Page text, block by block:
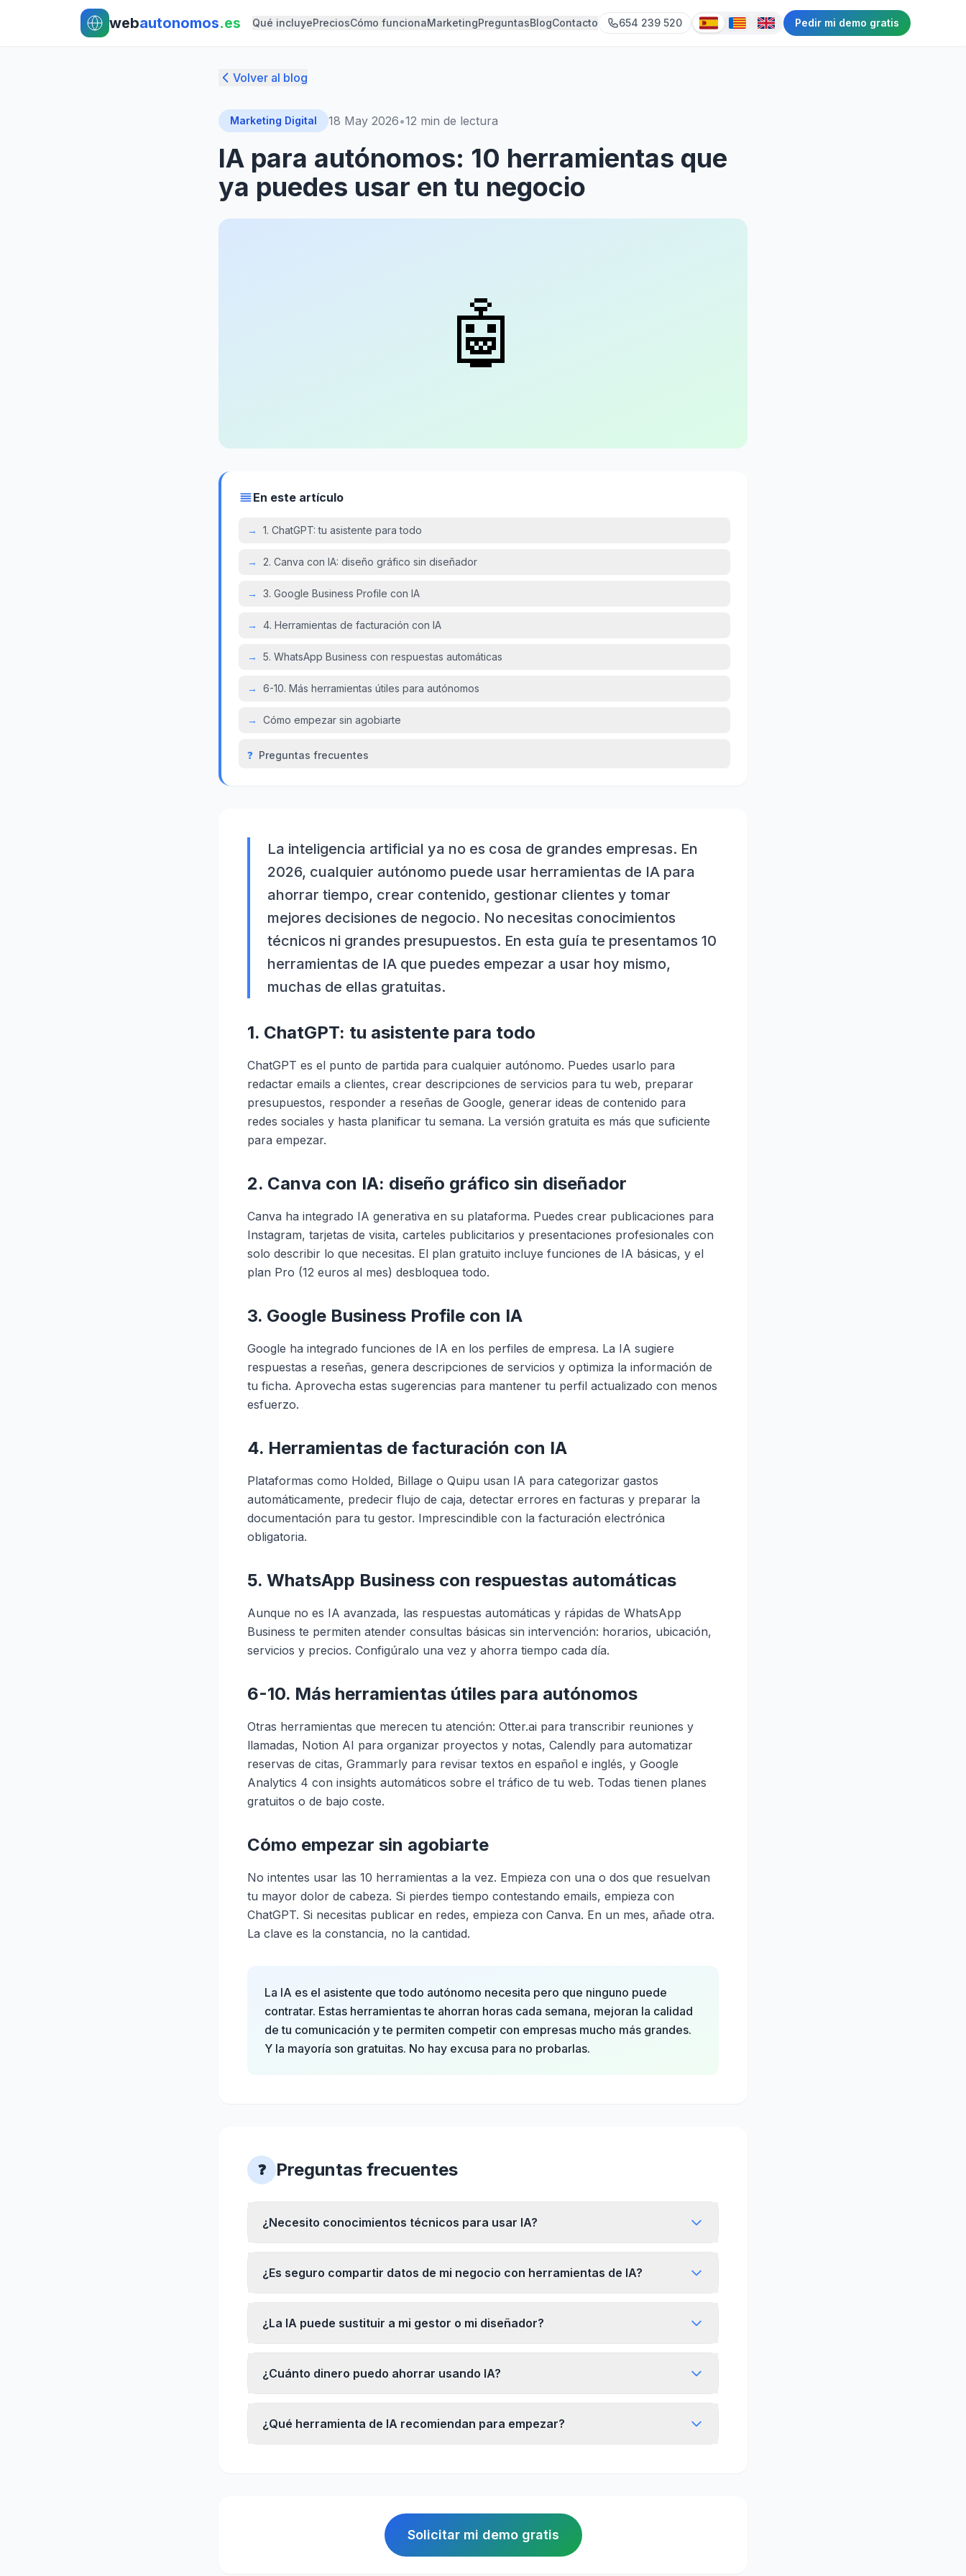
Ir al contenido principal
Ir al contenido principal
webautonomos.es Qué incluyePreciosCómo funcionaMarketingPreguntasBlogContacto 654 239 520 Pedir mi demo gratis
Volver al blog
Marketing Digital 18 May 2026•12 min de lectura
IA para autónomos: 10 herramientas que
ya puedes usar en tu negocio
🤖
En este artículo
→ 1. ChatGPT: tu asistente para todo
→ 2. Canva con IA: diseño gráfico sin diseñador
→ 3. Google Business Profile con IA
→ 4. Herramientas de facturación con IA
→ 5. WhatsApp Business con respuestas automáticas
→ 6-10. Más herramientas útiles para autónomos
→ Cómo empezar sin agobiarte
❓ Preguntas frecuentes
La inteligencia artificial ya no es cosa de grandes empresas. En
2026, cualquier autónomo puede usar herramientas de IA para
ahorrar tiempo, crear contenido, gestionar clientes y tomar
mejores decisiones de negocio. No necesitas conocimientos
técnicos ni grandes presupuestos. En esta guía te presentamos 10
herramientas de IA que puedes empezar a usar hoy mismo,
muchas de ellas gratuitas.
1. ChatGPT: tu asistente para todo
ChatGPT es el punto de partida para cualquier autónomo. Puedes usarlo para
redactar emails a clientes, crear descripciones de servicios para tu web, preparar
presupuestos, responder a reseñas de Google, generar ideas de contenido para
redes sociales y hasta planificar tu semana. La versión gratuita es más que suficiente
para empezar.
2. Canva con IA: diseño gráfico sin diseñador
Canva ha integrado IA generativa en su plataforma. Puedes crear publicaciones para
Instagram, tarjetas de visita, carteles publicitarios y presentaciones profesionales con
solo describir lo que necesitas. El plan gratuito incluye funciones de IA básicas, y el
plan Pro (12 euros al mes) desbloquea todo.
3. Google Business Profile con IA
Google ha integrado funciones de IA en los perfiles de empresa. La IA sugiere
respuestas a reseñas, genera descripciones de servicios y optimiza la información de
tu ficha. Aprovecha estas sugerencias para mantener tu perfil actualizado con menos
esfuerzo.
4. Herramientas de facturación con IA
Plataformas como Holded, Billage o Quipu usan IA para categorizar gastos
automáticamente, predecir flujo de caja, detectar errores en facturas y preparar la
documentación para tu gestor. Imprescindible con la facturación electrónica
obligatoria.
5. WhatsApp Business con respuestas automáticas
Aunque no es IA avanzada, las respuestas automáticas y rápidas de WhatsApp
Business te permiten atender consultas básicas sin intervención: horarios, ubicación,
servicios y precios. Configúralo una vez y ahorra tiempo cada día.
6-10. Más herramientas útiles para autónomos
Otras herramientas que merecen tu atención: Otter.ai para transcribir reuniones y
llamadas, Notion AI para organizar proyectos y notas, Calendly para automatizar
reservas de citas, Grammarly para revisar textos en español e inglés, y Google
Analytics 4 con insights automáticos sobre el tráfico de tu web. Todas tienen planes
gratuitos o de bajo coste.
Cómo empezar sin agobiarte
No intentes usar las 10 herramientas a la vez. Empieza con una o dos que resuelvan
tu mayor dolor de cabeza. Si pierdes tiempo contestando emails, empieza con
ChatGPT. Si necesitas publicar en redes, empieza con Canva. En un mes, añade otra.
La clave es la constancia, no la cantidad.
La IA es el asistente que todo autónomo necesita pero que ninguno puede
contratar. Estas herramientas te ahorran horas cada semana, mejoran la calidad
de tu comunicación y te permiten competir con empresas mucho más grandes.
Y la mayoría son gratuitas. No hay excusa para no probarlas.
❓ Preguntas frecuentes
¿Necesito conocimientos técnicos para usar IA?
¿Es seguro compartir datos de mi negocio con herramientas de IA?
¿La IA puede sustituir a mi gestor o mi diseñador?
¿Cuánto dinero puedo ahorrar usando IA?
¿Qué herramienta de IA recomiendan para empezar?
Solicitar mi demo gratis